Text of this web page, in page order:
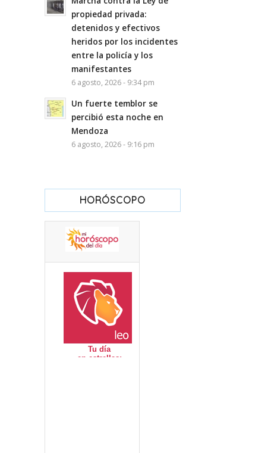
propiedad privada:
detenidos y efectivos
heridos por los incidentes
entre la policía y los
manifestantes
6 agosto, 2026 - 9:34 pm
Un fuerte temblor se
percibió esta noche en
Mendoza
6 agosto, 2026 - 9:16 pm
HORÓSCOPO